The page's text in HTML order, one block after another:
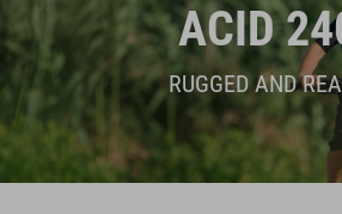
ACID
RUGGED AND